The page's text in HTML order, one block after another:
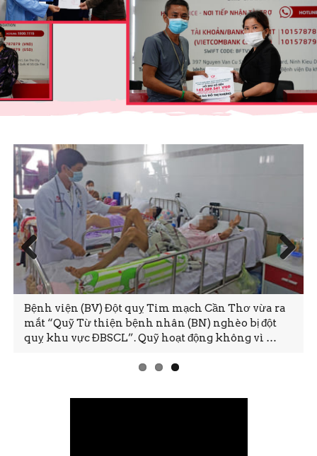
Bệnh viện (BV) Đột quỵ Tim mạch Cần Thơ vừa ra
mắt “Quỹ Từ thiện bệnh nhân (BN) nghèo bị đột
quỵ khu vực ĐBSCL”. Quỹ hoạt động không vì …
Prev
ious
Next